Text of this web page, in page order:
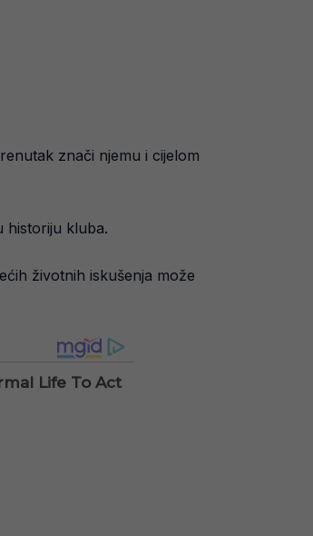
znači njemu i cijelom
historiju kluba.
životnih iskušenja može